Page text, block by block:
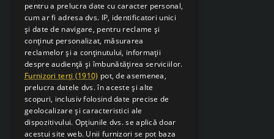
pentru a prelucra date cu caracter personal,
cum ar fi adresa dvs. IP, identificatori unici
și date de navigare, pentru reclame și
conținut personalizat, măsurarea
reclamelor și a conținutului, informații
despre audiență și îmbunătățirea serviciilor.
Furnizori terți (1910) pot, de asemenea,
prelucra datele dvs. în aceste și alte
scopuri, inclusiv folosind date precise de
geolocalizare și caracteristici ale
dispozitivului. Opțiunile dvs. se aplică doar
acestui site web. Unii furnizori se pot baza